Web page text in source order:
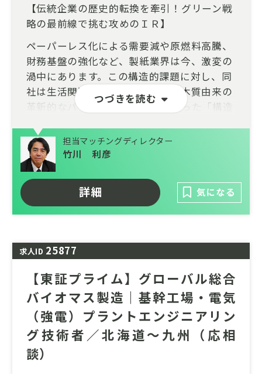
つづきを読む
【伝統企業の歴史的転換を牽引！グリーン戦
略の最前線で挑む攻めのＩＲ】
ペーパーレス化による需要減や原燃料高騰、
財務基盤の強化など、製紙業界は今、激変の
渦中にあります。この構造的課題に対し、同
社は生活関連事業へのシフトや、木質由来の
革新的なバイオマス素材開発といった「構造
健全化と資本効率向上（ROE8%以上等）の
ロードマップを明示し、PBR改善へ突き進ん
でいます。
経営企画部直属となる本ポジションは、単な
る情報開示に留まりません。経営トップの至
自らの言葉で伝える役割です。
サステナビリティ投資への関心が高まる中、
グローバル水準のESG知見を圧倒的なスピー
ドで吸収し、市場の声を経営に還流する「羅
針盤」として、歴史的変革のダイナミズムを
体感しませんか。
担当マッチングディレクター
竹川 利彦
詳細 気になる
求人ID 25877
【東証プライム】グローバル総合
バイオマス製造｜基幹工場・電気
（強電）プラントエンジニアリン
グ技術者／北海道～九州（応相
談）